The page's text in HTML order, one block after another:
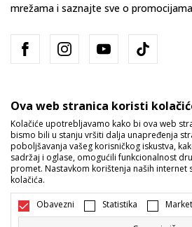
mrežama i saznajte sve o
Bosna i Hercegovina
Ova web stranica koristi
Kolačiće upotrebljavamo kako bi ova web
bismo bili u stanju vršiti dalja unapređenja
poboljšavanja vašeg korisničkog iskustva,
sadržaj i oglase, omogućili funkcionalnost
promet. Nastavkom korištenja naših
kolačića.
Obavezni Statistika